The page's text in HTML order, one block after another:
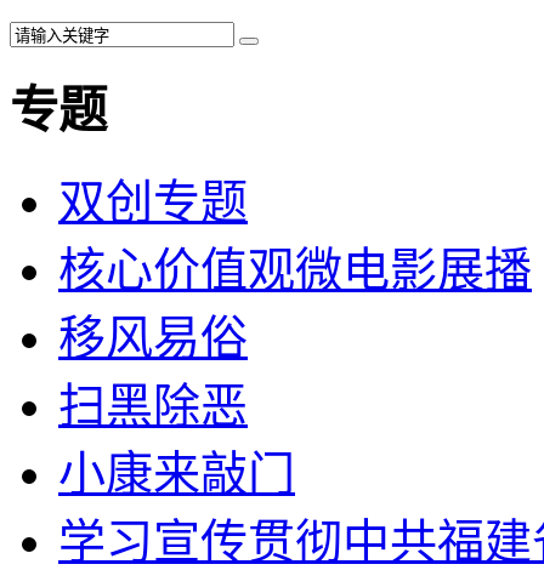
专题
双创专题
核心价值观微电影展播
移风易俗
扫黑除恶
小康来敲门
学习宣传贯彻中共福